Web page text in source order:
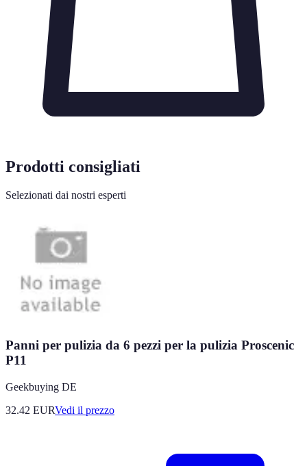
Prodotti consigliati
Selezionati dai nostri esperti
Panni per pulizia da 6 pezzi per la pulizia Proscenic
P11
Geekbuying DE
32.42 EURVedi il prezzo